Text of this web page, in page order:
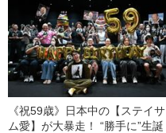
《祝59歳》日本中の【ステイサ
ム愛】が大暴走！ “勝手に”生誕